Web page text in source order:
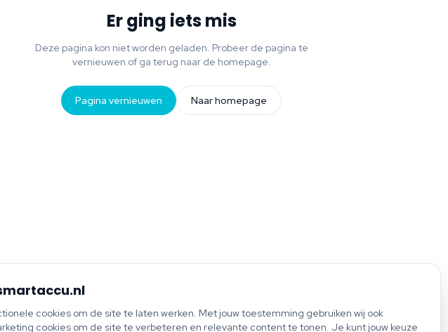
cookies om de site te laten werken. Met jouw toestemming gebruiken wij ook
cookies om de site te verbeteren en relevante content te tonen. Je kunt jouw keuze
Er ging iets mis
Deze pagina kon niet worden geladen. Probeer de pagina te
vernieuwen of ga terug naar de homepage.
Pagina vernieuwen Naar homepage